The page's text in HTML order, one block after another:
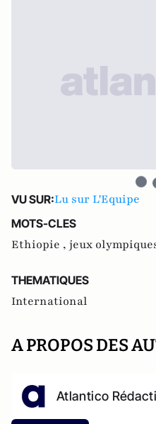
VU SUR:Lu sur L'Equipe
MOTS-CLES
Ethiopie , jeux
THEMATIQUES
International
A PROPOS DES
Atlantico